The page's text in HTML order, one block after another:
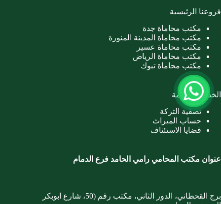
فروعنا الرئيسية
مكتب محاماة جدة
مكتب محاماة المدينة المنورة
مكتب محاماة عسير
مكتب محاماة الرياض
مكتب محاماة تبوك
الخدمات العامة
تصفية التركة
حساب الميراث
قضايا الاستئناف
عنوان مكتب المحامي رامي الحامد فرع الدمام
برج القحطاني، الدور الثاني، مكتب رقم (50، شارع ابوبكر